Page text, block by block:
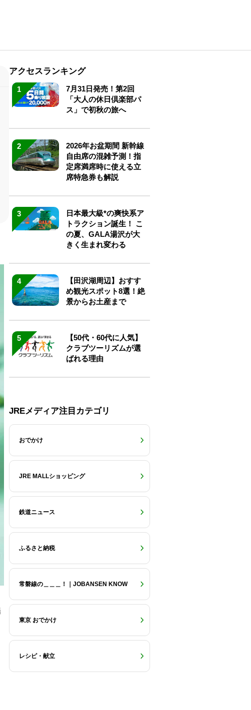
アクセスランキング
1
7月31日発売！第2回
「大人の休日倶楽部パ
ス」で初秋の旅へ
2
2026年お盆期間 新幹線
自由席の混雑予測！指
定席満席時に使える立
席特急券も解説
3
日本最大級*の爽快系ア
トラクション誕生！ こ
の夏、GALA湯沢が大
きく生まれ変わる
4
【田沢湖周辺】おすす
め観光スポット8選！絶
景からお土産まで
5
【50代・60代に人気】
クラブツーリズムが選
ばれる理由
JREメディア注目カテゴリ
おでかけ
JRE MALLショッピング
鉄道ニュース
ふるさと納税
常磐線の＿＿＿！｜JOBANSEN KNOW
東京 おでかけ
レシピ・献立